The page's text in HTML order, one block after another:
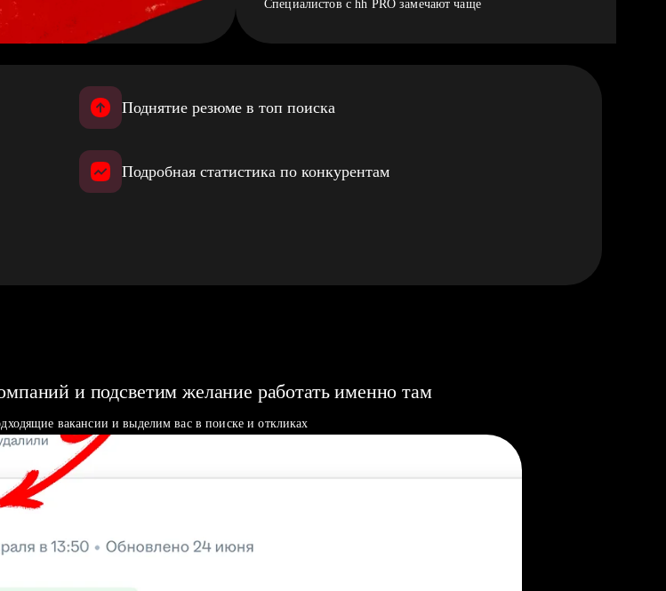
Специалистов с hh PRO замечают чаще
Поднятие резюме в топ поиска
Подробная статистика по конкурентам
и подсветим желание работать именно там
вакансии и выделим вас в поиске и откликах